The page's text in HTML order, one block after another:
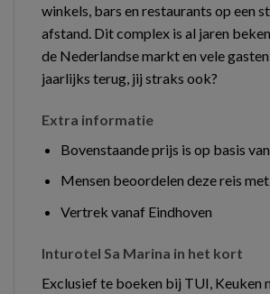
winkels, bars en restaurants op een
afstand. Dit complex is al jaren
de Nederlandse markt en vele
jaarlijks terug, jij straks ook?
Extra informatie
Bovenstaande prijs is op basis
Mensen beoordelen deze reis met
Vertrek vanaf Eindhoven
Inturotel Sa Marina in het kort
Exclusief te boeken bij TUI, Keuken